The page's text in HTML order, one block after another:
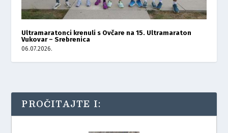
Ultramaratonci krenuli s Ovčare na 15. Ultramaraton
Vukovar – Srebrenica
06.07.2026.
PROČITAJTE I: